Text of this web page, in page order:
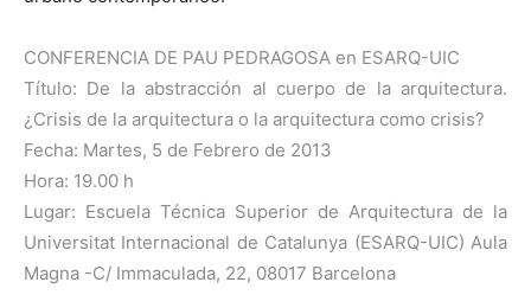
CONFERENCIA DE PAU PEDRAGOSA en ESARQ-UIC
Título: De la abstracción al cuerpo de la arquitectura.
¿Crisis de la arquitectura o la arquitectura como crisis?
Fecha: Martes, 5 de Febrero de 2013
Hora: 19.00 h
Lugar: Escuela Técnica Superior de Arquitectura de la
Universitat Internacional de Catalunya (ESARQ-UIC) Aula
Magna -C/ Immaculada, 22, 08017 Barcelona